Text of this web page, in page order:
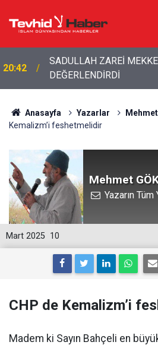
SADULLAH ZAREİ
DEĞERLENDİRDİ
20:20
Bakan Fidan'dan son
Anasayfa Yazarlar
Kemalizm’i feshetmelidir
Mehmet
Yazarın Tüm
10
Mart 2025
CHP de Kemalizm’i
Madem ki Sayın Bahçeli en